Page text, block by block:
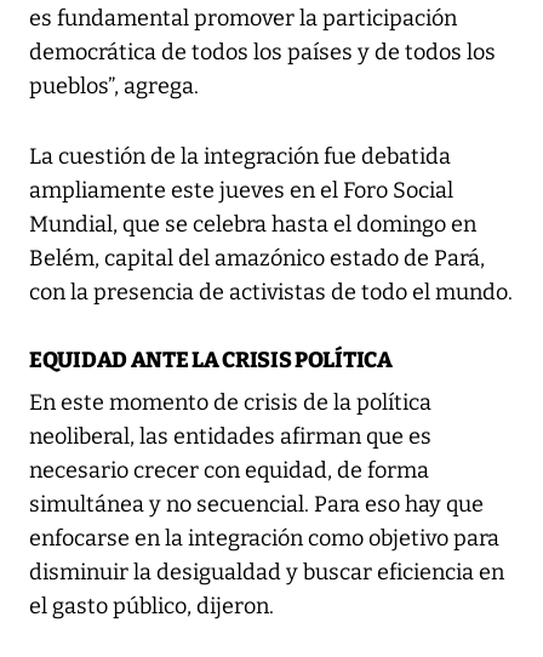
es fundamental promover la participación
democrática de todos los países y de todos los
pueblos”, agrega.
La cuestión de la integración fue debatida
ampliamente este jueves en el Foro Social
Mundial, que se celebra hasta el domingo en
Belém, capital del amazónico estado de Pará,
con la presencia de activistas de todo el mundo.
EQUIDAD ANTE LA CRISIS POLÍTICA
En este momento de crisis de la política
neoliberal, las entidades afirman que es
necesario crecer con equidad, de forma
simultánea y no secuencial. Para eso hay que
enfocarse en la integración como objetivo para
disminuir la desigualdad y buscar eficiencia en
el gasto público, dijeron.